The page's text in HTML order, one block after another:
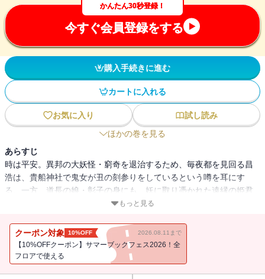
かんたん30秒登録！
今すぐ会員登録をする
購入手続きに進む
カートに入れる
お気に入り
試し読み
ほかの巻を見る
あらすじ
時は平安。異邦の大妖怪・窮奇を退治するため、毎夜都を見回る昌
浩は、貴船神社で鬼女が丑の刻参りをしているという噂を耳にす
る。一方、道長の娘・彰子の身にも、妖に取り憑かれた遠縁の姫君
の魔の手が伸びて――!?※本書は、平成十四年五月、角川ビーンズ文
ものが底本です。
もっと見る
クーポン対象 10%OFF 2026.08.11まで
【10%OFFクーポン】サマーブックフェス2026！全
フロアで使える